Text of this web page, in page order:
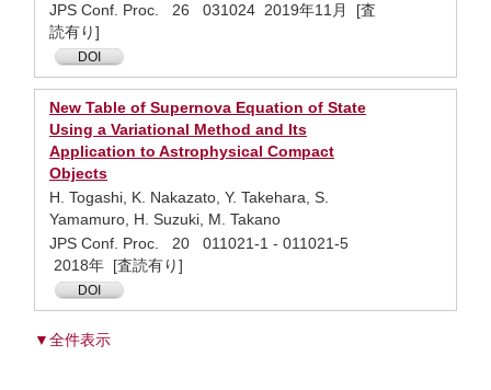
JPS Conf. Proc. 26 031024 2019年11月 [査
読有り]
DOI
New Table of Supernova Equation of State
Using a Variational Method and Its
Application to Astrophysical Compact
Objects
H. Togashi, K. Nakazato, Y. Takehara, S.
Yamamuro, H. Suzuki, M. Takano
JPS Conf. Proc. 20 011021-1 - 011021-5
2018年 [査読有り]
DOI
▼全件表示